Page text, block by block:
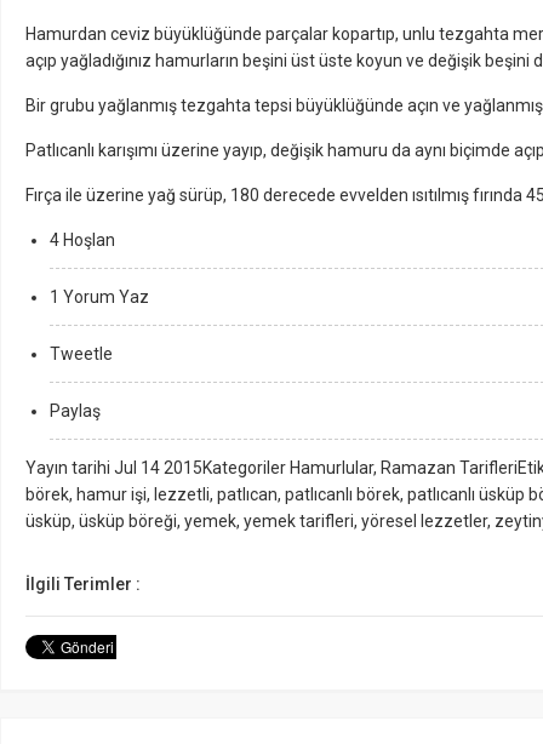
Hamurdan ceviz büyüklüğünde parçalar kopartıp, unlu tezgahta
açıp yağladığınız hamurların beşini üst üste koyun ve değişik
Bir grubu yağlanmış tezgahta tepsi büyüklüğünde açın ve
Patlıcanlı karışımı üzerine yayıp, değişik hamuru da aynı biçimde
Fırça ile üzerine yağ sürüp, 180 derecede evvelden ısıtılmış fırında
4 Hoşlan
1 Yorum Yaz
Tweetle
Paylaş
Yayın tarihi Jul 14 2015Kategoriler Hamurlular, Ramazan
börek, hamur işi, lezzetli, patlıcan, patlıcanlı börek, patlıcanlı
üsküp, üsküp böreği, yemek, yemek tarifleri, yöresel lezzetler,
İlgili Terimler :